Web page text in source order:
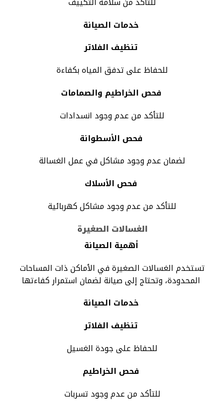
خدمات الصيانة
تنظيف الفلاتر
للحفاظ على تدفق المياه بكفاءة
فحص الخراطيم والصمامات
للتأكد من عدم وجود انسدادات
فحص الأسطوانة
لضمان عدم وجود مشاكل في عمل الغسالة
فحص الأسلاك
للتأكد من عدم وجود مشاكل كهربائية
الغسالات الصغيرة
أهمية الصيانة
المحدودة، وتحتاج إلى صيانة لضمان استمرار كفاءتها
خدمات الصيانة
تنظيف الفلاتر
للحفاظ على جودة الغسيل
فحص الخراطيم
للتأكد من عدم وجود تسربات